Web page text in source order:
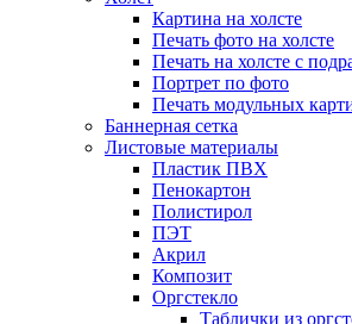
Картина на холсте
Печать фото на холсте
Печать на холсте с
Портрет по фото
Печать модульных
Баннерная сетка
Листовые материалы
Пластик ПВХ
Пенокартон
Полистирол
ПЭТ
Акрил
Композит
Оргстекло
Таблички из